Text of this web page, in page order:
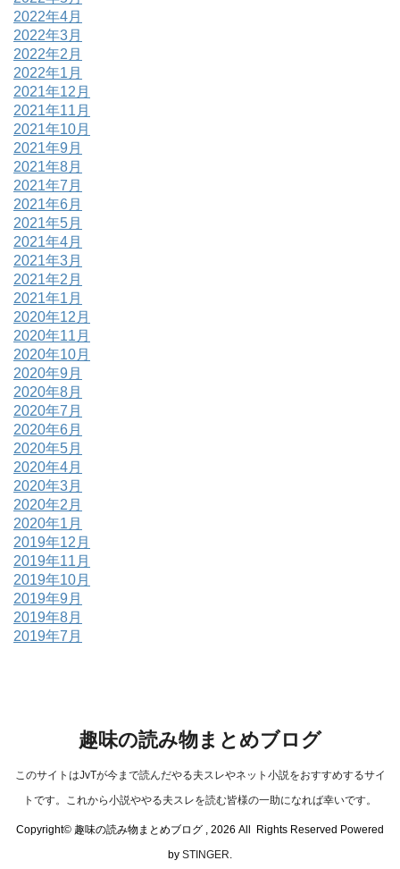
2022年4月
2022年3月
2022年2月
2022年1月
2021年12月
2021年11月
2021年10月
2021年9月
2021年8月
2021年7月
2021年6月
2021年5月
2021年4月
2021年3月
2021年2月
2021年1月
2020年12月
2020年11月
2020年10月
2020年9月
2020年8月
2020年7月
2020年6月
2020年5月
2020年4月
2020年3月
2020年2月
2020年1月
2019年12月
2019年11月
2019年10月
2019年9月
2019年8月
2019年7月
趣味の読み物まとめブログ
このサイトはJvTが今まで読んだやる夫スレやネット小説をおすすめするサイ
トです。これから小説ややる夫スレを読む皆様の一助になれば幸いです。
Copyright© 趣味の読み物まとめブログ , 2026 All Rights Reserved Powered
by STINGER